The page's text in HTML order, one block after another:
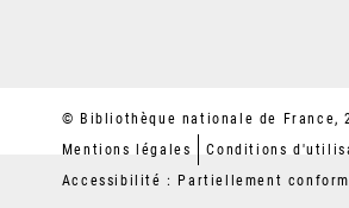
© Bibliothèque nationale de France,
Mentions légales
Conditions
Accessibilité : Partiellement